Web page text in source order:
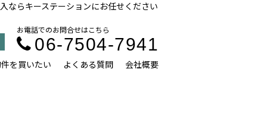
ならキーステーションにお任せください
お電話でのお問合せはこちら
06-7504-7941
を買いたい よくある質問 会社概要